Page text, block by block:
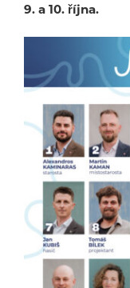
9. a 10. října.